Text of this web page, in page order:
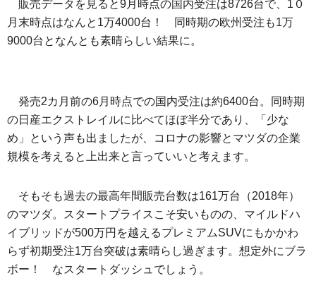
販売データを見ると9月時点の国内受注は8726台で、1０
月末時点はなんと1万4000台！ 同時期の欧州受注も1万
9000台となんとも素晴らしい結果に。
発売2カ月前の6月時点での国内受注は約6400台。同時期
の日産エクストレイルに比べてほぼ半分であり、「少な
め」という声も出ましたが、コロナの影響とマツダの企業
規模を考えると上出来と言っていいと考えます。
そもそも過去の最高年間販売台数は161万台（2018年）
のマツダ。スタートプライスこそ安いものの、マイルドハ
イブリッドが500万円を越えるプレミアムSUVにもかかわ
らず初期受注1万台突破は素晴らし過ぎます。想定外にブラ
ボー！ なスタートダッシュでしょう。